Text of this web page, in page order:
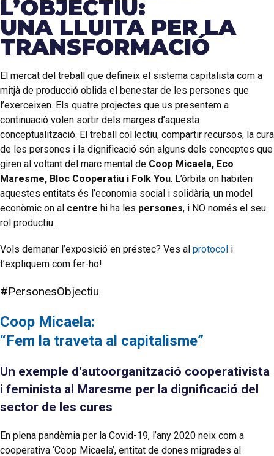
L’OBJECTIU:
UNA LLUITA PER LA
TRANSFORMACIÓ
El mercat del treball que defineix el sistema capitalista com a
mitjà de producció oblida el benestar de les persones que
l’exerceixen. Els quatre projectes que us presentem a
continuació volen sortir dels marges d’aquesta
conceptualització. El treball col·lectiu, compartir recursos, la cura
de les persones i la dignificació són alguns dels conceptes que
giren al voltant del marc mental de Coop Micaela, Eco
Maresme, Bloc Cooperatiu i Folk You. L’òrbita on habiten
aquestes entitats és l’economia social i solidària, un model
econòmic on al centre hi ha les persones, i NO només el seu
rol productiu.
Vols demanar l’exposició en préstec? Ves al protocol i
t’expliquem com fer-ho!
#PersonesObjectiu
Coop Micaela:
“Fem la traveta al capitalisme”
Un exemple d’autoorganització cooperativista
i feminista al Maresme per la dignificació del
sector de les cures
En plena pandèmia per la Covid-19, l’any 2020 neix com a
cooperativa ‘Coop Micaela’, entitat de dones migrades al